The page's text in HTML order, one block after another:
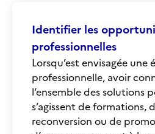
Identifier les
professionnelles
Lorsqu’est envisagée une
professionnelle, avoir
l’ensemble des solutions
s’agissent de formations,
reconversion ou de